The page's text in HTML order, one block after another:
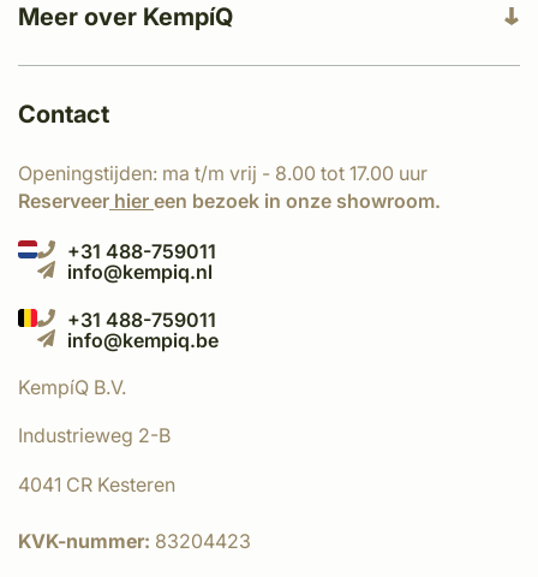
Meer over KempíQ
Contact
Openingstijden: ma t/m vrij - 8.00 tot 17.00 uur
Reserveer hier een bezoek in onze showroom.
+31 488-759011
info@kempiq.nl
+31 488-759011
info@kempiq.be
KempíQ B.V.
Industrieweg 2-B
4041 CR Kesteren
KVK-nummer: 83204423